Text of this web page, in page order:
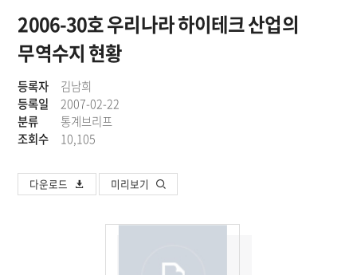
2006-30호 우리나라 하이테크 산업의
무역수지 현황
등록자
김남희
등록일
2007-02-22
분류
통계브리프
조회수
10,105
다운로드 미리보기